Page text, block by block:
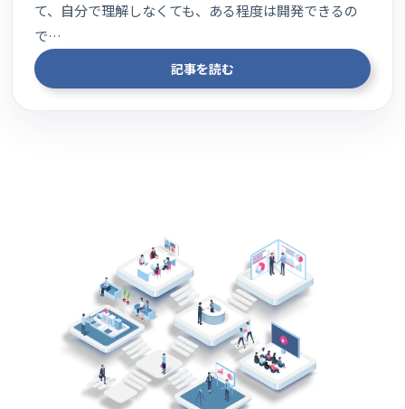
て、自分で理解しなくても、ある程度は開発できるの
で…
記事を読む